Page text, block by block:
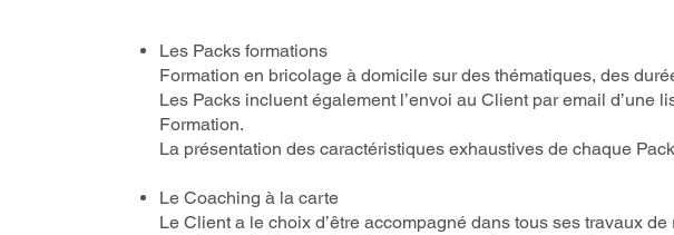
Les Packs formations
Formation en bricolage à domicile sur des thématiques, des
Les Packs incluent également l’envoi au Client par email
Formation.
La présentation des caractéristiques exhaustives de chaque
Le Coaching à la carte
Le Client a le choix d’être accompagné dans tous ses travaux